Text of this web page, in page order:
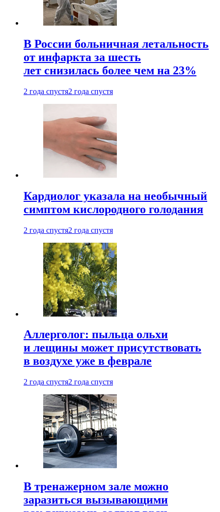
В России больничная летальность
от инфаркта за шесть
лет снизилась более чем на 23%
2 года спустя2 года спустя
Кардиолог указала на необычный
симптом кислородного голодания
2 года спустя2 года спустя
Аллерголог: пыльца ольхи
и лещины может присутствовать
в воздухе уже в феврале
2 года спустя2 года спустя
В тренажерном зале можно
заразиться вызывающими